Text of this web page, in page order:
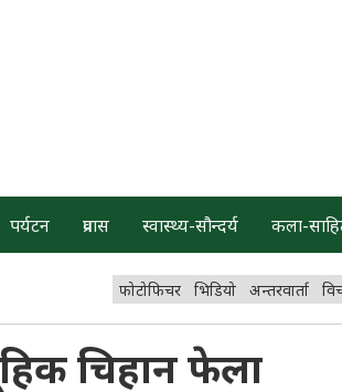
पर्यटन प्रवास स्वास्थ्य-सौन्दर्य कला-
फोटोफिचर भिडियो अन्तरवार्ता
चिहान फेला